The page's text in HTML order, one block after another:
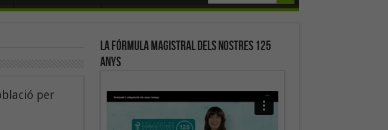
per
La fórmula magistral dels nostres 125
anys